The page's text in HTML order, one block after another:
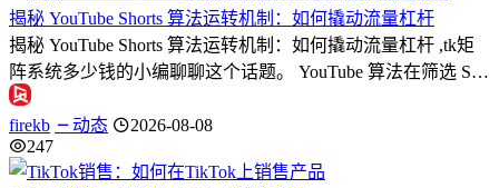
揭秘 YouTube Shorts 算法运转机制：如何撬动流量杠杆
揭秘 YouTube Shorts 算法运转机制：如何撬动流量杠杆 ,tk矩
阵系统多少钱的小编聊聊这个话题。 YouTube 算法在筛选 S…
firekb 动态
2026-08-08
247